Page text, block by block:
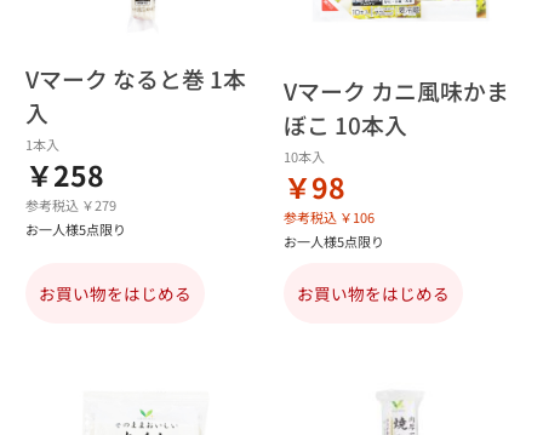
Vマーク なると巻 1本
入
1本入
￥258
参考税込 ￥279
お一人様5点限り
お買い物をはじめる
Vマーク カニ風味かま
ぼこ 10本入
10本入
￥98
参考税込 ￥106
お一人様5点限り
お買い物をはじめる